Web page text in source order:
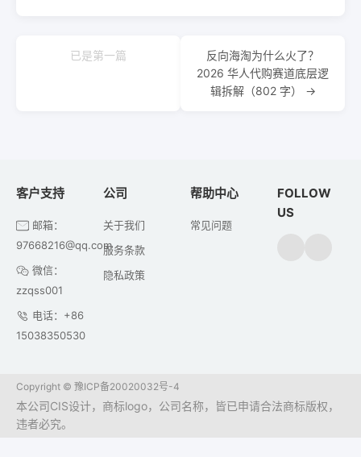
已是第一篇
反向海淘为什么火了？
2026 华人代购赛道底层逻
辑拆解（802 字） →
客户支持
邮箱：
97668216@qq.com
微信：
zzqss001
电话：+86
15038350530
公司
关于我们
服务条款
隐私政策
帮助中心
常见问题
FOLLOW
US
Copyright © 豫ICP备20020032号-4
本公司CIS设计，商标logo，公司名称，皆已申请合法商标版权，
违者必究。